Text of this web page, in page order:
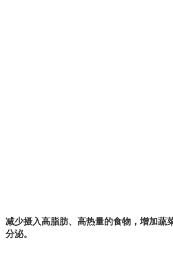
减少摄入高脂肪、高热量的食物，增加蔬
分泌。